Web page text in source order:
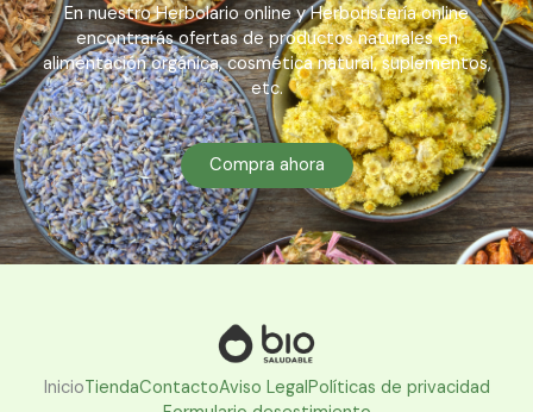
En nuestro Herbolario online y Herboristería online
encontrarás ofertas de productos naturales en
alimentación orgánica, cosmética natural, suplementos,
etc.
Compra ahora
InicioTiendaContactoAviso LegalPolíticas de privacidad